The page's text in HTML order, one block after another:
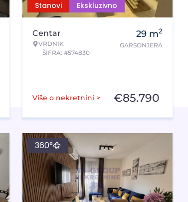
Stanovi Ekskluzivno
Centar
VRDNIK
ŠIFRA: #574830
29 m2
GARSONJERA
Više o nekretnini > €85.790
360°